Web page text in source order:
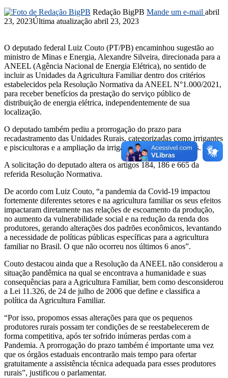
Redação BigPB Mande um e-mail abril
23, 2023Última atualização abril 23, 2023
O deputado federal Luiz Couto (PT/PB) encaminhou sugestão ao
ministro de Minas e Energia, Alexandre Silveira, direcionada para a
ANEEL (Agência Nacional de Energia Elétrica), no sentido de
incluir as Unidades da Agricultura Familiar dentro dos critérios
estabelecidos pela Resolução Normativa da ANEEL N°1.000/2021,
para receber benefícios da prestação do serviço público de
distribuição de energia elétrica, independentemente de sua
localização.
O deputado também pediu a prorrogação do prazo para
recadastramento das Unidades Rurais, categorizadas como irrigantes
e piscicultoras e a ampliação da irrigação para outras culturas.
A solicitação do deputado altera os artigos 184, 186 e 665 da
referida Resolução Normativa.
De acordo com Luiz Couto, “a pandemia da Covid-19 impactou
fortemente diferentes setores e na agricultura familiar os seus efeitos
impactaram diretamente nas relações de escoamento da produção,
no aumento da vulnerabilidade social e na redução da renda dos
produtores, gerando alterações dos padrões econômicos, levantando
a necessidade de políticas públicas específicas para a agricultura
familiar no Brasil. O que não ocorreu nos últimos 6 anos”.
Couto destacou ainda que a Resolução da ANEEL não considerou a
situação pandêmica na qual se encontrava a humanidade e suas
consequências para a Agricultura Familiar, bem como desconsiderou
a Lei 11.326, de 24 de julho de 2006 que define e classifica a
política da Agricultura Familiar.
“Por isso, propomos essas alterações para que os pequenos
produtores rurais possam ter condições de se reestabelecerem de
forma competitiva, após ter sofrido inúmeras perdas com a
Pandemia. A prorrogação do prazo também é importante uma vez
que os órgãos estaduais encontrarão mais tempo para ofertar
gratuitamente a assistência técnica adequada para esses produtores
rurais”, justificou o parlamentar.